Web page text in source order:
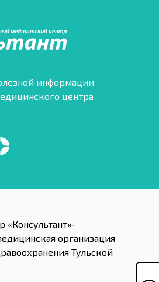
информации
центра
организация
Тульской